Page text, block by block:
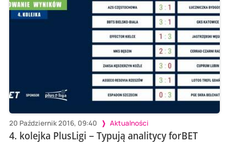
20 Październik 2016, 09:40 Aktualności
4. kolejka PlusLigi – Typują analitycy forBET